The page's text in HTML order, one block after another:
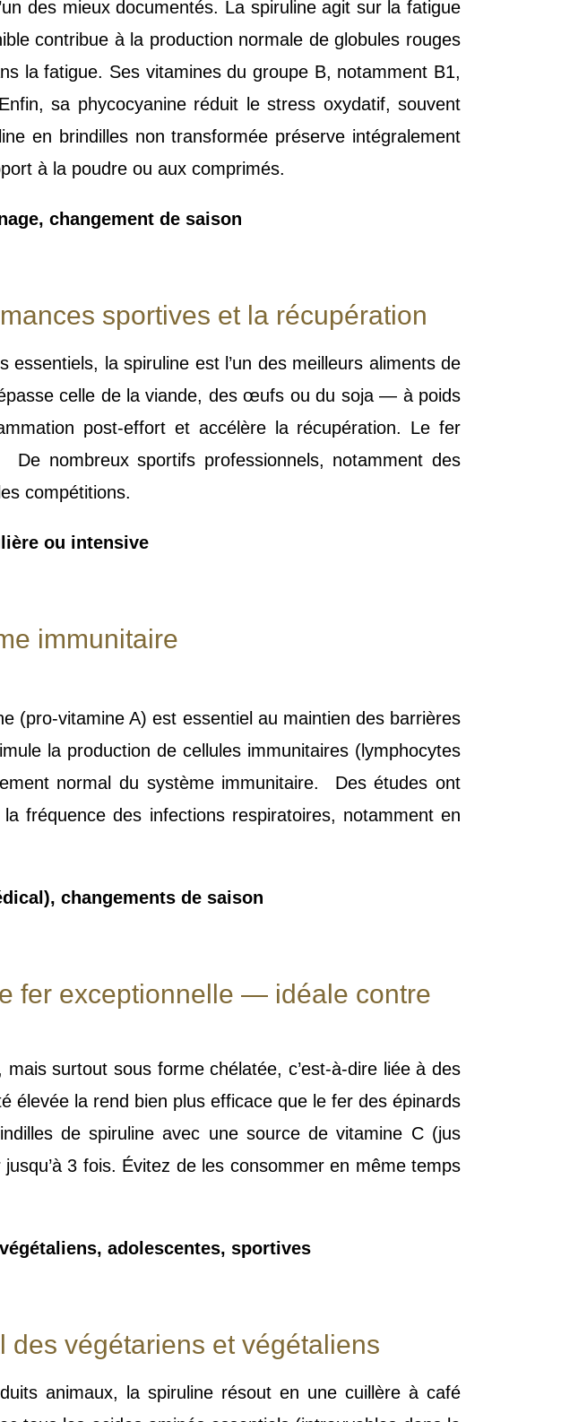
des mieux documentés. La spiruline agit sur la fatigue
contribue à la production normale de globules rouges
la fatigue. Ses vitamines du groupe B, notamment B1,
sa phycocyanine réduit le stress oxydatif, souvent
en brindilles non transformée préserve intégralement
à la poudre ou aux comprimés.
changement de saison
sportives et la récupération
la spiruline est l’un des meilleurs aliments de
celle de la viande, des œufs ou du soja — à poids
post-effort et accélère la récupération. Le fer
De nombreux sportifs professionnels, notamment des
compétitions.
ou intensive
immunitaire
(pro-vitamine A) est essentiel au maintien des barrières
la production de cellules immunitaires (lymphocytes
normal du système immunitaire. Des études ont
fréquence des infections respiratoires, notamment en
changements de saison
fer exceptionnelle — idéale contre
surtout sous forme chélatée, c’est-à-dire liée à des
élevée la rend bien plus efficace que le fer des épinards
de spiruline avec une source de vitamine C (jus
3 fois. Évitez de les consommer en même temps
adolescentes, sportives
des végétariens et végétaliens
animaux, la spiruline résout en une cuillère à café